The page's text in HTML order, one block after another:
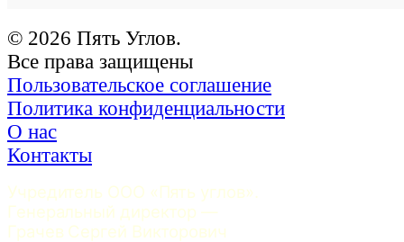
© 2026 Пять Углов.
Все права защищены
Пользовательское соглашение
Политика конфиденциальности
О нас
Контакты
Учредитель ООО «Пять углов».
Генеральный директор —
Грачев Сергей Викторович